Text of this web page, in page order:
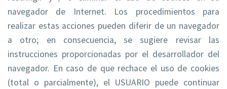
navegador de Internet. Los procedimientos para
realizar estas acciones pueden diferir de un navegador
a otro; en consecuencia, se sugiere revisar las
instrucciones proporcionadas por el desarrollador del
navegador. En caso de que rechace el uso de cookies
(total o parcialmente), el USUARIO puede continuar